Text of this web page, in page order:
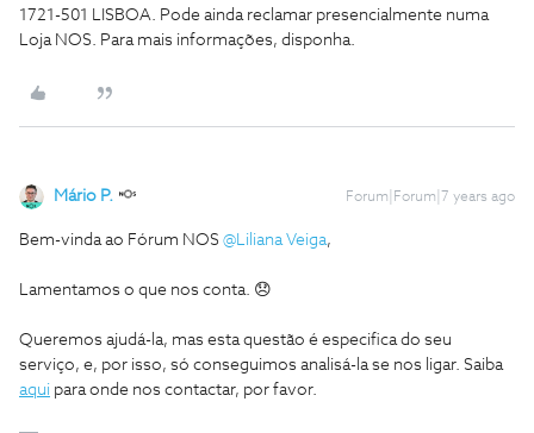
1721-501 LISBOA. Pode ainda reclamar presencialmente numa
Loja NOS. Para mais informações, disponha.
Mário P. Forum|Forum|7 years ago
Bem-vinda ao Fórum NOS @Liliana Veiga,
Lamentamos o que nos conta. 😞
Queremos ajudá-la, mas esta questão é especifica do seu
serviço, e, por isso, só conseguimos analisá-la se nos ligar. Saiba
aqui para onde nos contactar, por favor.